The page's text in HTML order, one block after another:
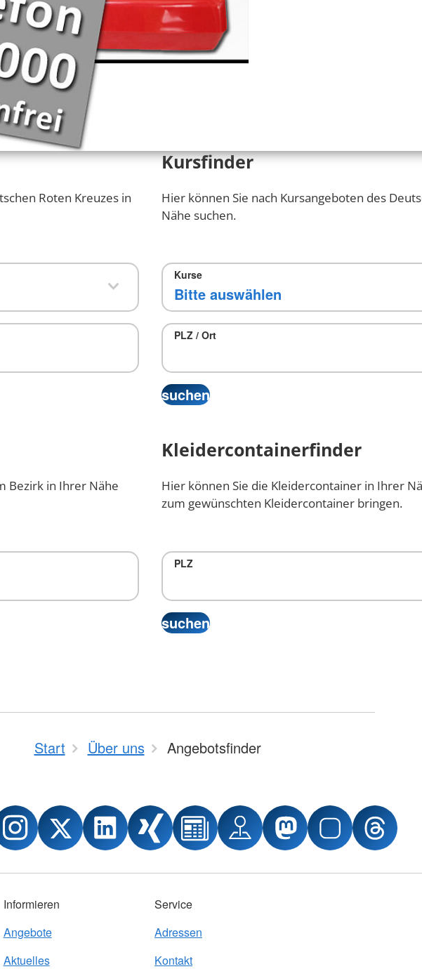
Roten Kreuzes in
Bezirk in Ihrer Nähe
Kursfinder
Hier können Sie nach Kursangeboten des
Nähe suchen.
Kurse
PLZ / Ort
Kleidercontainerfinder
Hier können Sie die Kleidercontainer in Ihrer
zum gewünschten Kleidercontainer bringen.
PLZ
Start Über uns Angebotsfinder
Informieren
Angebote
Aktuelles
Service
Adressen
Kontakt